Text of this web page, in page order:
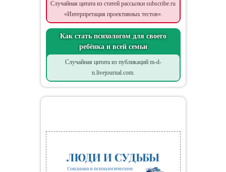
Случайная цитата из статей рассылки subscribe.ru
«Интерпретация проективных тестов».
Как стать психологом для своего
ребёнка и всей семьи
Случайная цитата из публикаций m-d-
n.livejournal.com.